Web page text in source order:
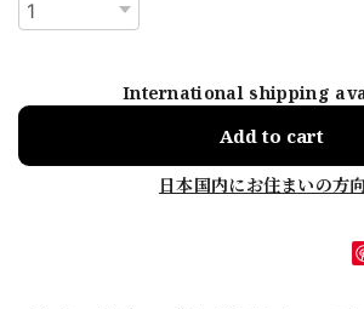
International shipping
Add to cart
日本国内にお住まいの方